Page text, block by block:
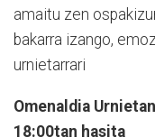
amaitu zen
bakarra izango,
urnietarrari
Omenaldia
18:00tan hasita